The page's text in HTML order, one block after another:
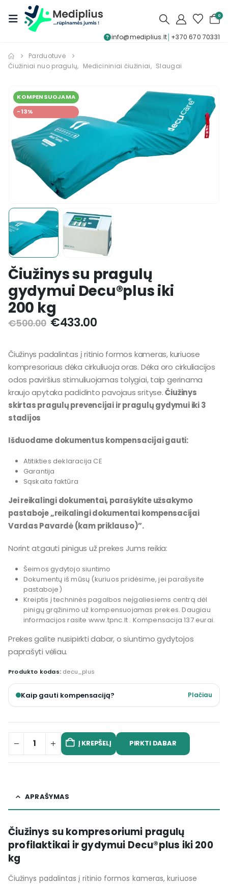
0
info@mediplius.lt│ +370 670 70331
Parduotuvė
Čiužiniai nuo pragulų, Medicininiai čiužiniai, Slaugai
-13%
KOMPENSUOJAMA
Čiužinys su pragulų
gydymui Decu®plus iki
200 kg
€500.00 €433.00
Čiužinys padalintas į ritinio formos kameras, kuriuose
kompresoriaus dėka cirkuliuoja oras. Dėka oro cirkuliacijos
odos paviršius stimuliuojamas tolygiai, taip gerinama
kraujo apytaka padidinto pavojaus srityse.Čiužinys
skirtas pragulų prevencijai ir pragulų gydymui iki 3
stadijos
Išduodame dokumentus kompensacijai gauti:
Atitikties deklaracija CE
Garantija
Sąskaita faktūra
Jei reikalingi dokumentai, parašykite užsakymo
pastaboje „reikalingi dokumentai kompensacijai
Vardas Pavardė (kam priklauso)”.
Norint atgauti pinigus už prekes Jums reikia:
Šeimos gydytojo siuntimo
Dokumentų iš mūsų (kuriuos pridėsime, jei parašysite
pastaboje)
Kreiptis į techninės pagalbos neįgaliesiems centrą dėl
pinigų grąžinimo už kompensuojamas prekes. Daugiau
informacijos rasite www.tpnc.lt . Kompensacija 137 eurai.
Prekes galite nusipirkti dabar, o siuntimo gydytojos
paprašyti vėliau.
Produkto kodas: decu_plus
Kaip gauti kompensaciją? Plačiau
Į KREPŠELĮ PIRKTI DABAR
APRAŠYMAS
Čiužinys su kompresoriumi pragulų
profilaktikai ir gydymui Decu®plus iki 200
kg
Čiužinys padalintas į ritinio formos kameras, kuriuose